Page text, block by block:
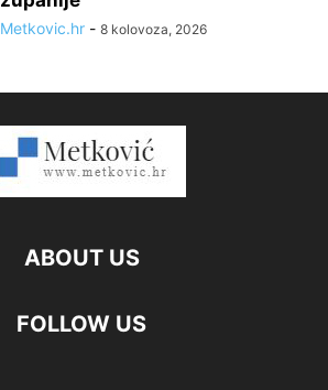
Metkovic.hr - 8 kolovoza, 2026
ABOUT US
FOLLOW US